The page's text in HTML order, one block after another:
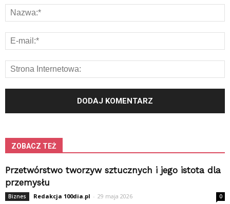
ZOBACZ TEŻ
Przetwórstwo tworzyw sztucznych i jego istota dla
przemysłu
Biznes Redakcja 100dia.pl - 29 maja 2026 0